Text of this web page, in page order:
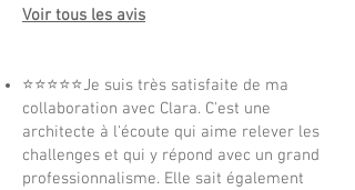
Voir tous les avis
⭐⭐⭐⭐⭐Je suis très satisfaite de ma
collaboration avec Clara. C'est une
architecte à l'écoute qui aime relever les
challenges et qui y répond avec un grand
professionnalisme. Elle sait également